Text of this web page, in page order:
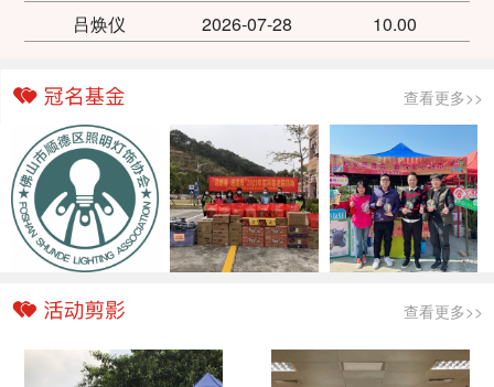
吕焕仪
2026-07-28 10.00
查看更多>>
查看更多>>